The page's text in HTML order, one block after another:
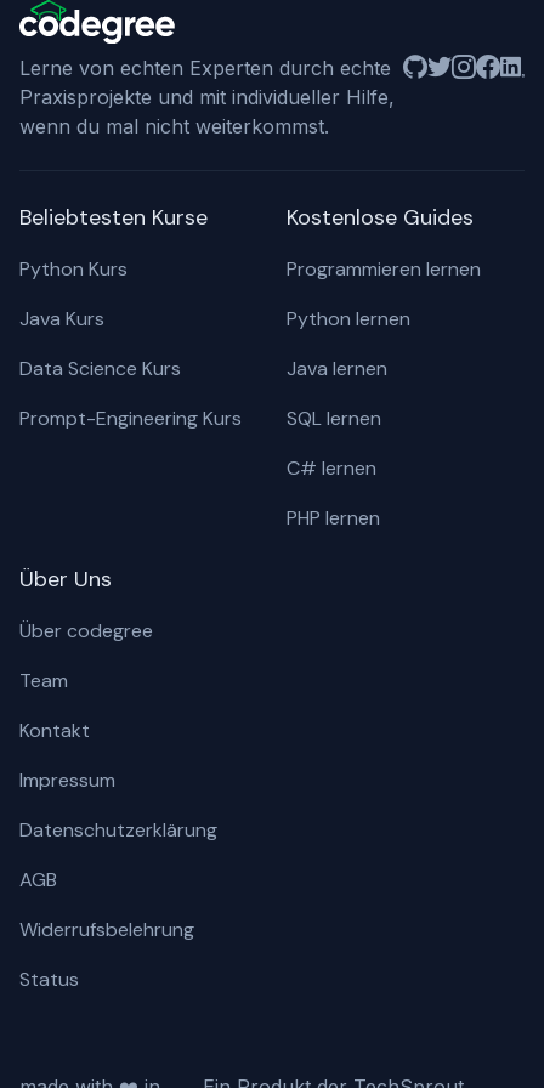
Lerne von echten Experten durch echte
Praxisprojekte und mit individueller Hilfe,
wenn du mal nicht weiterkommst.
Github
Twitter
Instagram
Beliebtesten Kurse
Python Kurs
Java Kurs
Data Science Kurs
Prompt-Engineering Kurs
Kostenlose Guides
Programmieren lernen
Python lernen
Java lernen
SQL lernen
C# lernen
PHP lernen
Über Uns
Über codegree
Team
Kontakt
Impressum
Datenschutzerklärung
AGB
Widerrufsbelehrung
Status